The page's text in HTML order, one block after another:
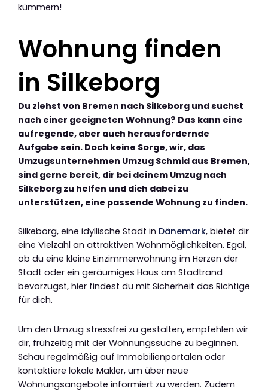
kümmern!
Wohnung finden
in Silkeborg
Du ziehst von Bremen nach Silkeborg und suchst
nach einer geeigneten Wohnung? Das kann eine
aufregende, aber auch herausfordernde
Aufgabe sein. Doch keine Sorge, wir, das
Umzugsunternehmen Umzug Schmid aus Bremen,
sind gerne bereit, dir bei deinem Umzug nach
Silkeborg zu helfen und dich dabei zu
unterstützen, eine passende Wohnung zu finden.
Silkeborg, eine idyllische Stadt in Dänemark, bietet dir
eine Vielzahl an attraktiven Wohnmöglichkeiten. Egal,
ob du eine kleine Einzimmerwohnung im Herzen der
Stadt oder ein geräumiges Haus am Stadtrand
bevorzugst, hier findest du mit Sicherheit das Richtige
für dich.
Um den Umzug stressfrei zu gestalten, empfehlen wir
dir, frühzeitig mit der Wohnungssuche zu beginnen.
Schau regelmäßig auf Immobilienportalen oder
kontaktiere lokale Makler, um über neue
Wohnungsangebote informiert zu werden. Zudem